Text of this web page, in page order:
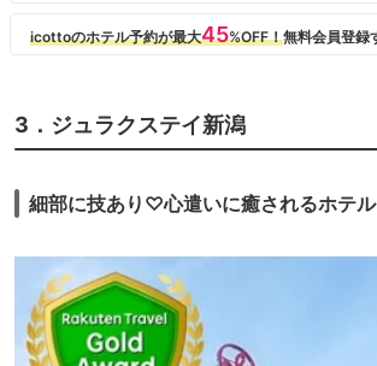
3．ジュラクステイ新潟
細部に技あり♡心遣いに癒されるホテル